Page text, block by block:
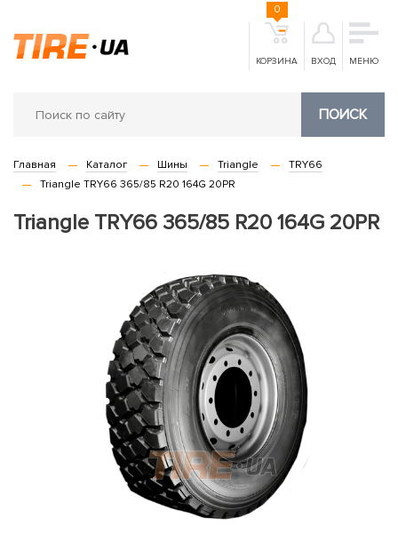
КОРЗИНА
0
ВХОД МЕНЮ
ПОИСК
Главная Каталог Шины Triangle
TRY66
Triangle TRY66 365/85 R20 164G 20PR
Triangle TRY66 365/85 R20 164G 20PR